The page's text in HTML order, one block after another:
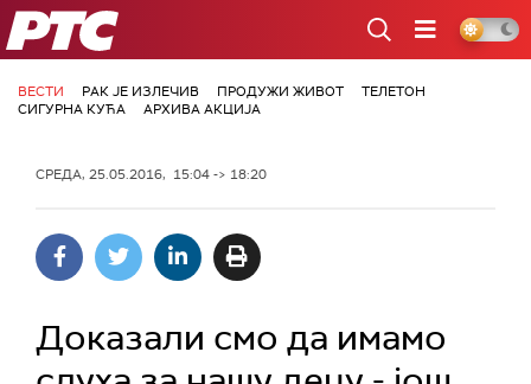
РТС
ВЕСТИ РАК ЈЕ ИЗЛЕЧИВ ПРОДУЖИ ЖИВОТ
ТЕЛЕТОН
СИГУРНА КУЋА
АРХИВА АКЦИЈА
СРЕДА, 25.05.2016, 15:04 -> 18:20
Доказали смо да имамо